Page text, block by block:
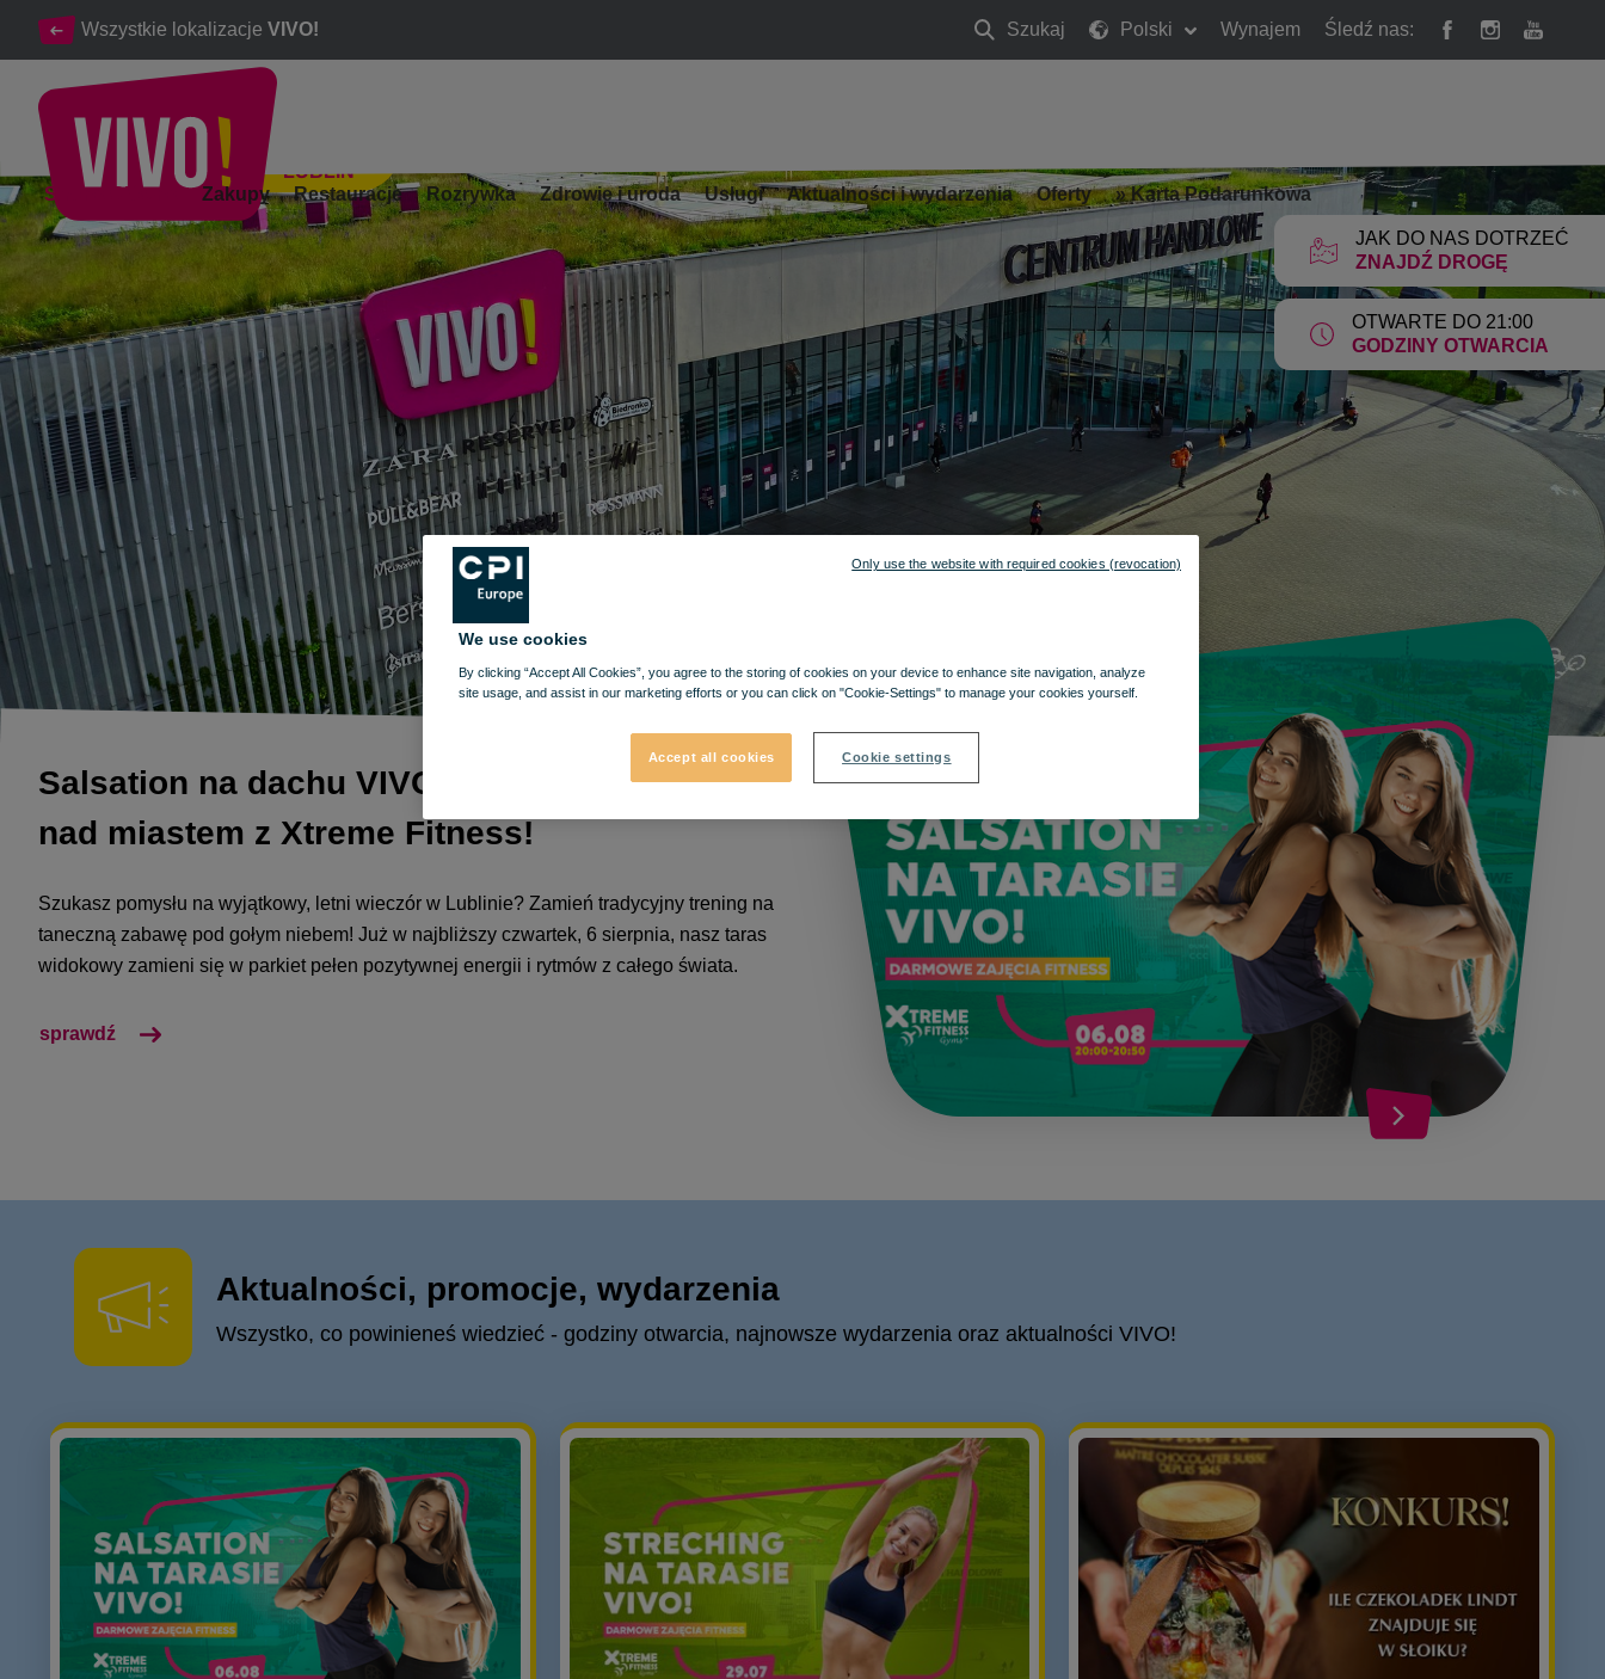
Wszystkie lokalizacje VIVO! Szukaj
Szukaj
Polski Wynajem Śledź nas:
JAK DO NAS DOTRZEĆ
ZNAJDŹ DROGĘ
OTWARTE DO 21:00
GODZINY OTWARCIA
Lublin
LUBLIN
Strona Główna Zakupy Restauracje Rozrywka Zdrowie i uroda Usługi Aktualności i wydarzenia Oferty »Karta Podarunkowa
Idealne miejsce na udane zakupy i relaks
Salsation na dachu VIVO! Lublin – Zatańcz
nad miastem z Xtreme Fitness!
Szukasz pomysłu na wyjątkowy, letni wieczór w Lublinie? Zamień tradycyjny trening na
taneczną zabawę pod gołym niebem! Już w najbliższy czwartek, 6 sierpnia, nasz taras
widokowy zamieni się w parkiet pełen pozytywnej energii i rytmów z całego świata.
sprawdź
Aktualności, promocje, wydarzenia
Wszystko, co powinieneś wiedzieć - godziny otwarcia, najnowsze wydarzenia oraz aktualności VIVO!
We use cookies
By clicking “Accept All Cookies”, you agree to the storing of cookies on your device to enhance site navigation, analyze
site usage, and assist in our marketing efforts or you can click on "Cookie-Settings" to manage your cookies yourself.
Accept all cookies Cookie settings
Only use the website with required cookies (revocation)